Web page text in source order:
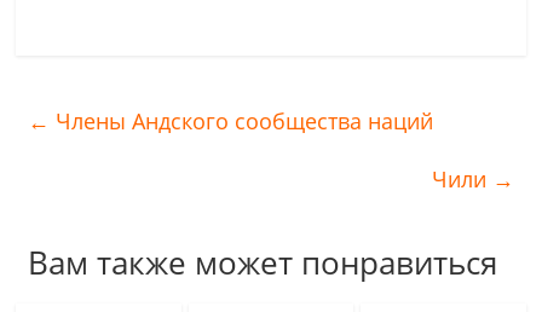
← Члены Андского сообщества наций
Чили →
Вам также может понравиться